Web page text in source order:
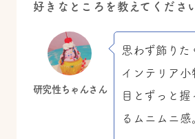
好きなところを教えてくださ
研究性ちゃんさん
思わず飾りた
インテリア小
目とずっと握
るムニムニ感